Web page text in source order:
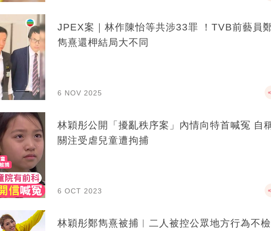
JPEX案｜林作陳怡等共涉33罪 ！TVB前藝員鄭
雋熹還柙結局大不同
6 NOV 2025
林穎彤公開「擾亂秩序案」內情向特首喊冤 自稱
關注受虐兒童遭拘捕
6 OCT 2023
林穎彤鄭雋熹被捕︱二人被控公眾地方行為不檢